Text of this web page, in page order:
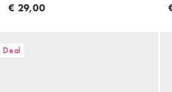
€ 29,00
Deal